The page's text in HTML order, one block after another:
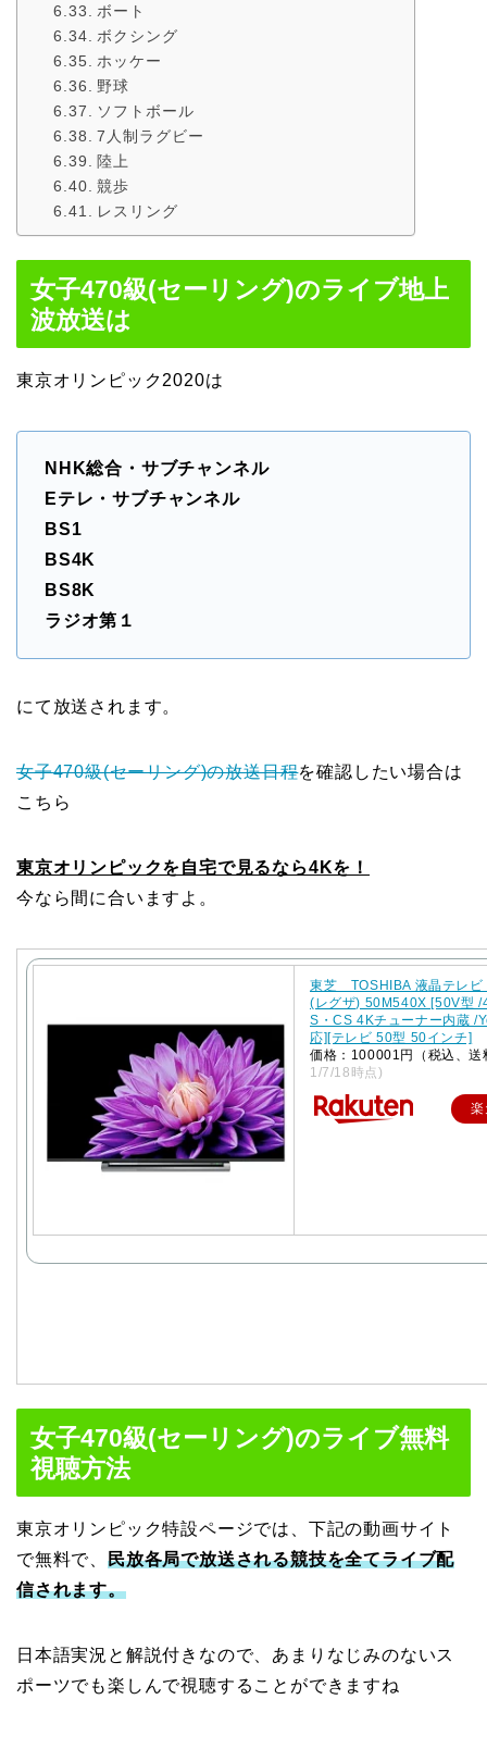
ボート
ボクシング
ホッケー
野球
ソフトボール
7人制ラグビー
陸上
競歩
レスリング
女子470級(セーリング)のライブ地上
波放送は
東京オリンピック2020は
NHK総合・サブチャンネル
Eテレ・サブチャンネル
BS1
BS4K
BS8K
ラジオ第１
にて放送されます。
女子470級(セーリング)の放送日程を確認したい場合は
こちら
東京オリンピックを自宅で見るなら4Kを！
今なら間に合いますよ。
東芝 TOSHIBA 液晶テレビ
(レグザ) 50M540X [50V型 /
S・CS 4Kチューナー内蔵 /
応][テレビ 50型 50インチ]
価格：100001円（税込、
1/7/18時点)
女子470級(セーリング)のライブ無料
視聴方法
東京オリンピック特設ページでは、下記の動画サイト
で無料で、 民放各局で放送される競技を全てライブ配
信されます。
日本語実況と解説付きなので、あまりなじみのないス
ポーツでも楽しんで視聴することができますね